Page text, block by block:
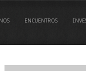
ENCUENTROS